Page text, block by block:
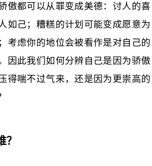
傲都可以从罪变成美德：讨人的喜
如己；糟糕的计划可能变成愿意为
考虑你的地位会被看作是对自己的
因此我们如何分辨自己是因为骄傲
得喘不过气来，还是因为更崇高的
？